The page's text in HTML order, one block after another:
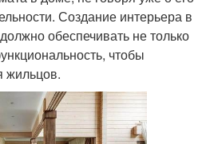
Создание интерьера в
обеспечивать не только
чтобы
жильцов.